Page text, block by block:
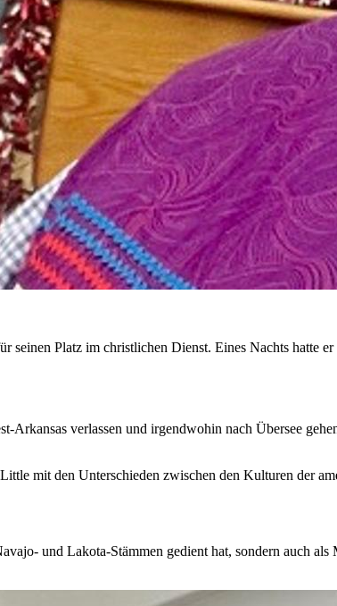
seinen Platz im christlichen Dienst. Eines Nachts hatte
Arkansas verlassen und irgendwohin nach Übersee
mit den Unterschieden zwischen den Kulturen der
und Lakota-Stämmen gedient hat, sondern auch